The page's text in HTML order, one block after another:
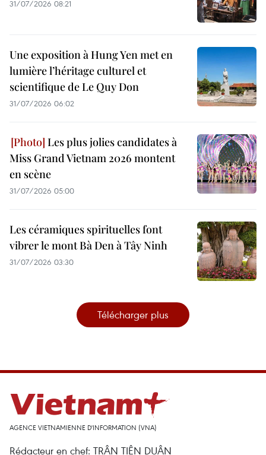
31/07/2026 08:21
Une exposition à Hung Yen met en
lumière l’héritage culturel et
scientifique de Le Quy Don
31/07/2026 06:02
Les plus jolies candidates à
Miss Grand Vietnam 2026 montent
en scène
31/07/2026 05:00
Les céramiques spirituelles font
vibrer le mont Bà Den à Tây Ninh
31/07/2026 03:30
Télécharger plus
AGENCE VIETNAMIENNE D'INFORMATION (VNA)
Rédacteur en chef: TRÂN TIÊN DUÂN